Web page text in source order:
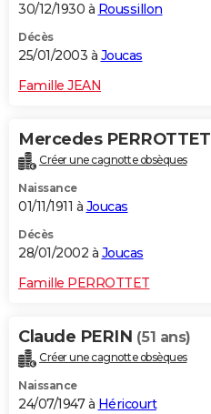
30/12/1930 à Roussillon
Décès
25/01/2003 à Joucas
Famille JEAN
Mercedes PERROTTET
Créer une cagnotte obsèques
Naissance
01/11/1911 à Joucas
Décès
28/01/2002 à Joucas
Famille PERROTTET
Claude PERIN (51 ans)
Créer une cagnotte obsèques
Naissance
24/07/1947 à Héricourt